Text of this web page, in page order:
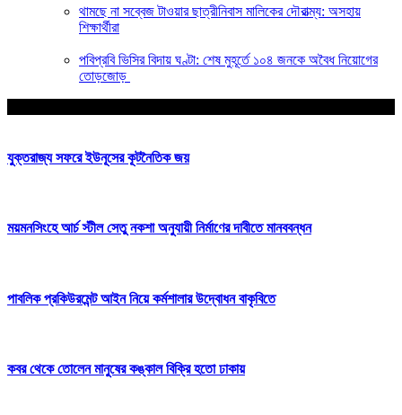
থামছে না সব্বেজ টাওয়ার ছাত্রীনিবাস মালিকের দৌরাত্ম্য: অসহায়
শিক্ষার্থীরা
পবিপ্রবি ভিসির বিদায় ঘণ্টা: শেষ মুহূর্তে ১০৪ জনকে অবৈধ নিয়োগের
তোড়জোড়
যুক্তরাজ্য সফরে ইউনূসের কূটনৈতিক জয়
ময়মনসিংহে আর্চ স্টীল সেতু নকশা অনুযায়ী নির্মাণের দাবীতে মানববন্ধন
পাবলিক প্রকিউরমেন্ট আইন নিয়ে কর্মশালার উদ্বোধন বাকৃবিতে
কবর থেকে তোলেন মানুষের কঙ্কাল বিক্রি হতো ঢাকায়